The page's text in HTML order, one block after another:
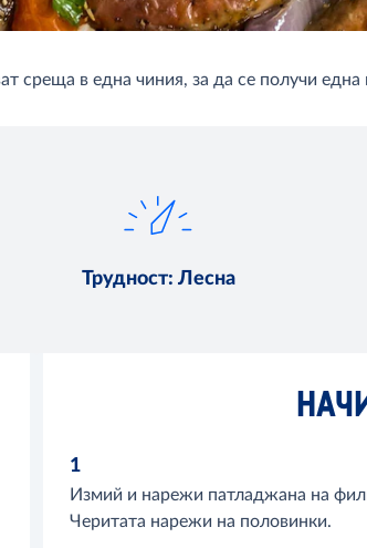
среща в една чиния, за да се получи
Трудност: Лесна
1
Измий и нарежи патладжана на
Черитата нарежи на половинки.